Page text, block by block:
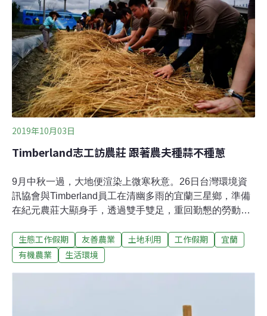
精進菇類種植栽培技術，建立智慧菇類農業系統，還發展
出里山流域經濟學系統，內容包含林下經濟椴木香菇、光
合菌土壤地力等環境食物教育，並建立多點式社區農家直
賣所，產生共好的能量。蔡威德是在2013年就讀研究所
時，歷經一年的田野調查與駐村生活後，決定在坪林紮
根，以外地青年的角色推廣在地友善農食、規劃深度體驗
假期，重新打造茶鄉旅遊生態。
2019年10月03日
Timberland志工訪農莊 跟著農夫種蒜不種蔥
9月中秋一過，大地便渲染上微寒秋意。26日台灣環境資
訊協會與Timberland員工在清幽多雨的宜蘭三星鄉，準備
在紀元農莊大顯身手，透過雙手雙足，重回勤懇的勞動生
旻恆父子的腳步，走讀農莊並認識友善耕種。大清早台北
下著細雨，環資與志工集合完畢，心中都默默祝禱著。兩
今日居然喊到一公斤250元。蕭大哥除了向志工們分享蔥
生態工作假期 友善農業 土地利用 工作假期
宜蘭
有機農業
生活環境